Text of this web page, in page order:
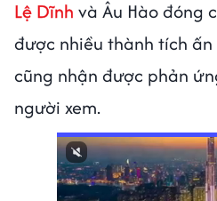
Lệ Dĩnh và Âu Hào đóng
được nhiều thành tích
cũng nhận được phản
người xem.